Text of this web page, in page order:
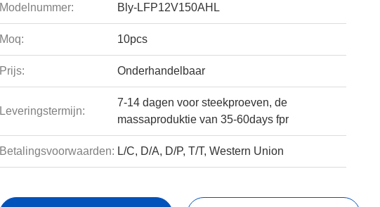
Modelnummer: Bly-LFP12V150AHL
Moq: 10pcs
Prijs: Onderhandelbaar
Leveringstermijn:
7-14 dagen voor steekproeven, de
massaproduktie van 35-60days fpr
Betalingsvoorwaarden: L/C, D/A, D/P, T/T, Western Union